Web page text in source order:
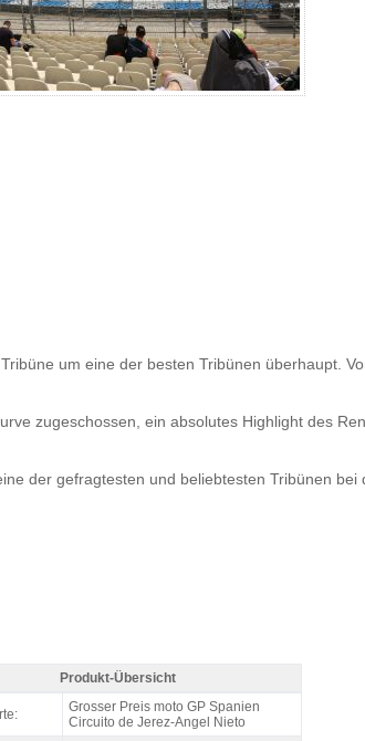
um eine der besten Tribünen überhaupt.
zugeschossen, ein absolutes Highlight des
der gefragtesten und beliebtesten Tribünen
Tickets MotoGP Jerez 2026 - Produkt-Übersicht
Produkt-Übersicht
Grosser Preis moto GP Spanien
Circuito de Jerez-Angel Nieto